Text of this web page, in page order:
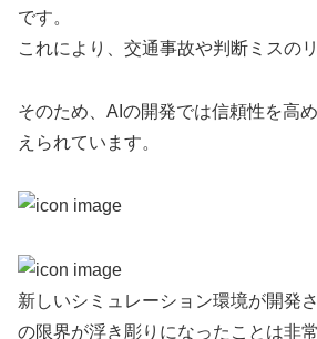
です。
これにより、交通事故や判断ミスの
そのため、AIの開発では信頼性を高
えられています。
新しいシミュレーション環境が開発
の限界が浮き彫りになったことは非